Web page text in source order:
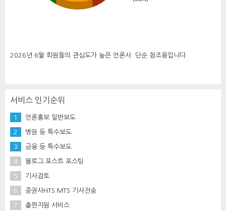
2026년 6월 회원들의 관심도가 높은 언론사. 단순 참조용입니다
서비스 인기순위
1 언론홍보 일반보도
2 병원 등 특수보도
3 금융 등 특수보도
4 블로그.포스트 포스팅
5 기사검토
6 증권사HTS.MTS 기사전송
7 출판지원 서비스